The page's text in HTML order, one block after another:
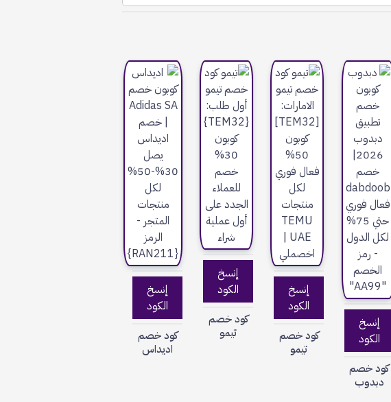
إنسخ
الكود
كود خصم
دبدوب
إنسخ
الكود
كود خصم
تيمو
إنسخ
الكود
كود خصم
تيمو
إنسخ
الكود
كود خصم
اديداس